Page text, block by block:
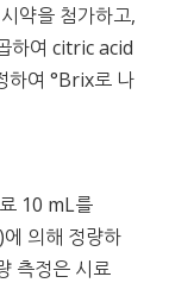
약을 첨가하고,
하여 citric acid
하여 °Brix로 나
10 mL를
)에 의해 정량하
측정은 시료